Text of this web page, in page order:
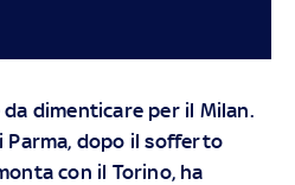
dimenticare per il Milan.
Parma, dopo il sofferto
con il Torino, ha